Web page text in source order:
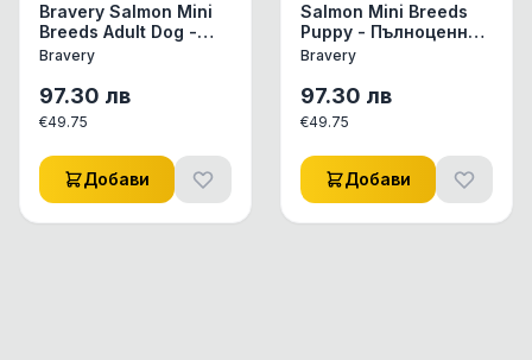
Bravery Salmon Mini
Breeds Adult Dog -
Пълноценна храна за
дребни и мини
породи със сьомга 7
кг
Bravery
97.30 лв
€49.75
Добави
Salmon Mini Breeds
Puppy - Пълноценна
храна подрастващи
мини породи със
сьомга 7 кг
Bravery
97.30 лв
€49.75
Добави